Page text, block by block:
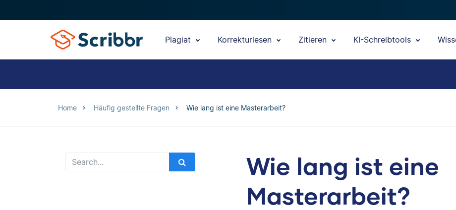
Plagiat Korrekturlesen Zitieren KI-Schreibtools
Home Häufig gestellte Fragen Wie lang ist eine Masterarbeit?
Wie lang ist eine
Masterarbeit?